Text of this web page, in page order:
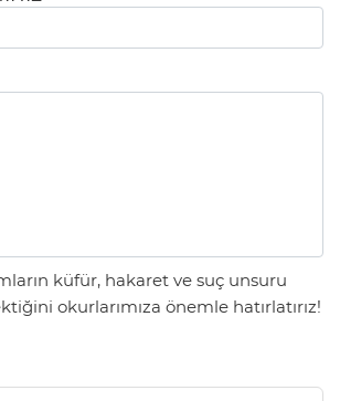
küfür, hakaret ve suç unsuru
okurlarımıza önemle hatırlatırız!